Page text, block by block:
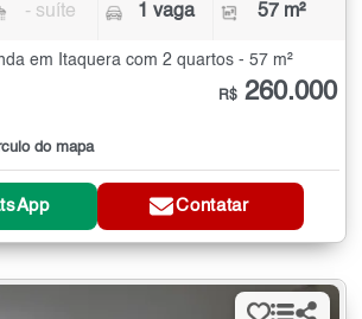
- suíte 1 vaga 57 m²
em Itaquera com 2 quartos - 57 m²
do mapa
R$ 260.000
Contatar